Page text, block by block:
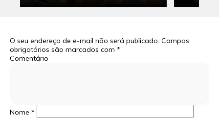
O seu endereço de e-mail não será publicado. Campos
obrigatórios são marcados com *
Comentário
Nome *